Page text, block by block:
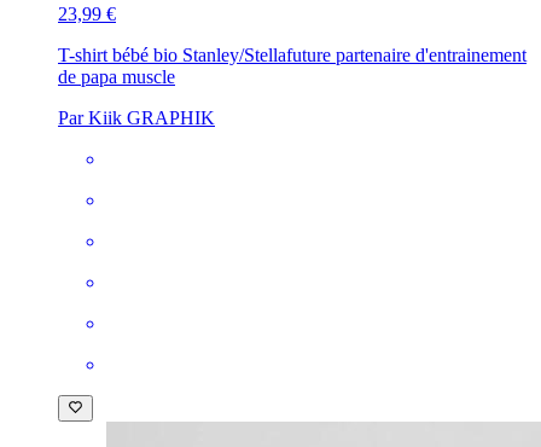
23,99 €
T-shirt bébé bio Stanley/Stellafuture partenaire d'entrainement
de papa muscle
Par Kiik GRAPHIK